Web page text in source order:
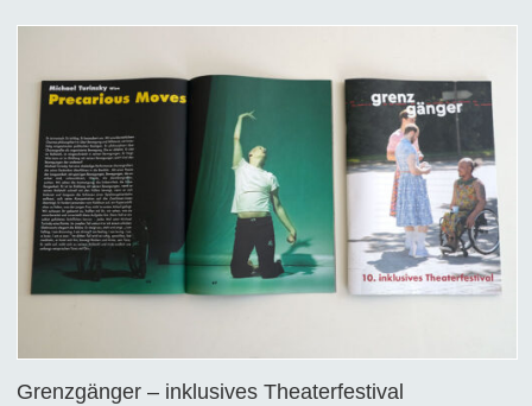
Grenzgänger – inklusives Theaterfestival